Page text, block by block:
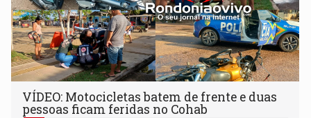
VÍDEO: Motocicletas batem de frente e duas
pessoas ficam feridas no Cohab